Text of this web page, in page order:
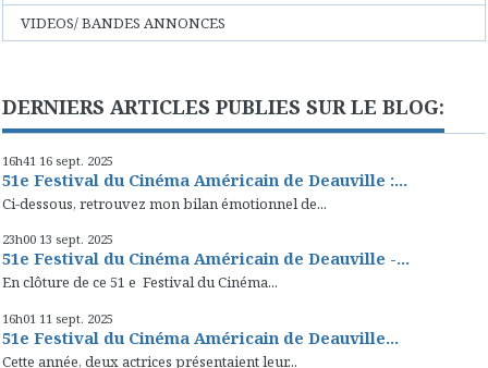
VIDEOS/ BANDES ANNONCES
DERNIERS ARTICLES PUBLIES SUR LE BLOG:
16h41 16 sept. 2025
51e Festival du Cinéma Américain de Deauville :...
Ci-dessous, retrouvez mon bilan émotionnel de...
23h00 13 sept. 2025
51e Festival du Cinéma Américain de Deauville -...
En clôture de ce 51 e Festival du Cinéma...
16h01 11 sept. 2025
51e Festival du Cinéma Américain de Deauville...
Cette année, deux actrices présentaient leur...